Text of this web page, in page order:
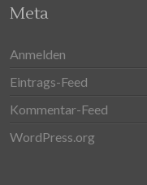
Meta
Anmelden
Eintrags-Feed
Kommentar-Feed
WordPress.org